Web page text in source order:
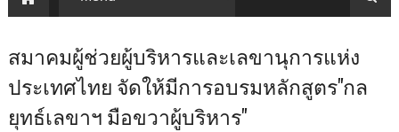
สมาคมผู้ช่วยผู้บริหารและเลขานุการแห่ง
ประเทศไทย จัดให้มีการอบรมหลักสูตร"กล
ยุทธ์เลขาฯ มือขวาผู้บริหาร"